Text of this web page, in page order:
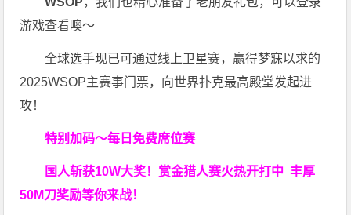
游戏查看噢～
全球选手现已可通过线上卫星赛，赢得梦寐以求的
2025WSOP主赛事门票，向世界扑克最高殿堂发起进
攻！
特别加码～每日免费席位赛
国人斩获10W大奖！ 赏金猎人赛火热开打中 丰厚
50M刀奖励等你来战！